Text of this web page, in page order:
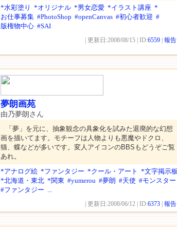
*水彩塗り *オリジナル *男女恋愛 *イラスト講座 *
お仕事募集 #PhotoShop #openCanvas #初心者歓迎 #
版権物中心 #SAI
| 更新日:2008/08/15 | ID:6559 報告
夢朗画苑
由乃夢朗さん
「夢」を元に、抽象観念の具象化を試みた退廃的な幻想
画を描いてます。モチーフは人物よりも悪魔やドクロ、
猫、蝶などが多いです。変人アイコンのBBSもどうぞご覧
あれ。
*アナログ絵 *ファンタジー *クール・アート *文字掲示板
*北海道・東北 *関東 #yumerou #夢朗 #天使 #モンスター
#ファンタジー ...
| 更新日:2008/06/12 | ID:6373 報告